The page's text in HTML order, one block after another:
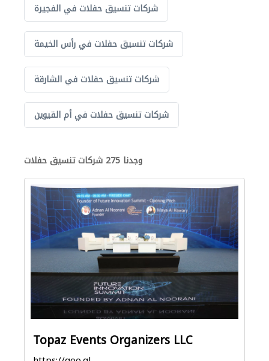
شركات تنسيق حفلات في الفجيرة
شركات تنسيق حفلات في رأس الخيمة
شركات تنسيق حفلات في الشارقة
شركات تنسيق حفلات في أم القيوين
وجدنا 275 شركات تنسيق حفلات
Topaz Events Organizers LLC